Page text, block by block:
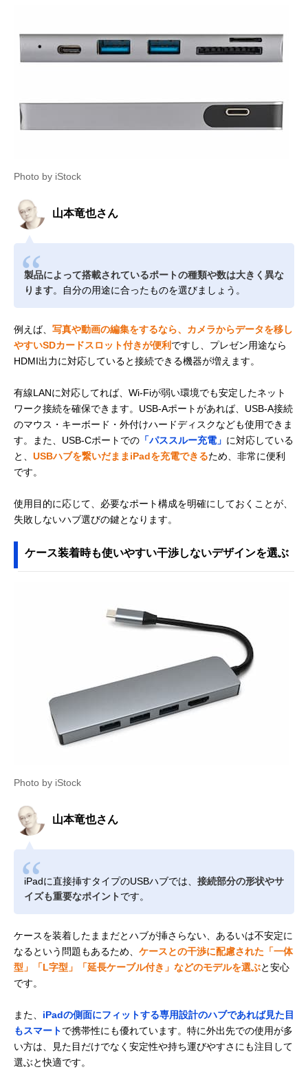
Photo by iStock
山本竜也さん
製品によって搭載されているポートの種類や数は大きく異な
ります。自分の用途に合ったものを選びましょう。
例えば、 写真や動画の編集をするなら、カメラからデータを移し
やすいSDカードスロット付きが便利 ですし、プレゼン用途なら
HDMI出力に対応していると接続できる機器が増えます。
有線LANに対応してれば、Wi-Fiが弱い環境でも安定したネット
ワーク接続を確保できます。USB-Aポートがあれば、USB-A接続
のマウス・キーボード・外付けハードディスクなども使用できま
す。また、USB-Cポートでの 「パススルー充電」 に対応している
と、 USBハブを繋いだままiPadを充電できるため、非常に便利
です。
使用目的に応じて、必要なポート構成を明確にしておくことが、
失敗しないハブ選びの鍵となります。
ケース装着時も使いやすい干渉しないデザインを選ぶ
Photo by iStock
山本竜也さん
iPadに直接挿すタイプのUSBハブでは、 接続部分の形状やサ
イズも重要なポイントです。
ケースを装着したままだとハブが挿さらない、あるいは不安定に
なるという問題もあるため、 ケースとの干渉に配慮された「一体
型」「L字型」「延長ケーブル付き」などのモデルを選ぶと安心
です。
また、 iPadの側面にフィットする専用設計のハブであれば見た目
もスマートで携帯性にも優れています。特に外出先での使用が多
い方は、見た目だけでなく安定性や持ち運びやすさにも注目して
選ぶと快適です。